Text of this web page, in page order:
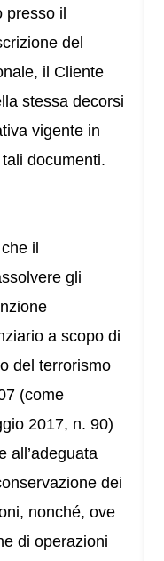
il
del
il Cliente
stessa decorsi
vigente in
documenti.
il
gli
a scopo di
del terrorismo
(come
2017, n. 90)
all’adeguata
dei
nonché, ove
di operazioni